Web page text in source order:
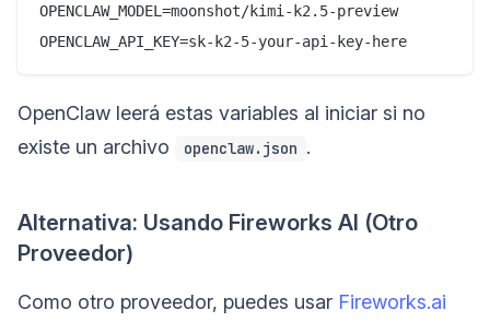
OPENCLAW_MODEL=moonshot/kimi-k2.5-preview
OpenClaw leerá estas variables al iniciar si no
existe un archivo
openclaw.json .
Alternativa: Usando Fireworks AI (Otro
Proveedor)
Como otro proveedor, puedes usar Fireworks.ai